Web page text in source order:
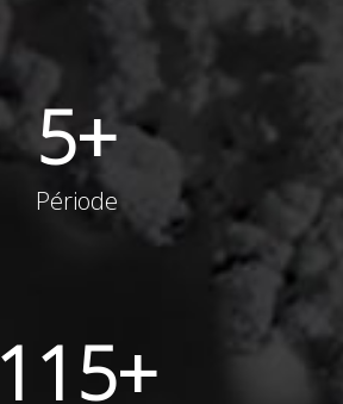
5+
Période
115+